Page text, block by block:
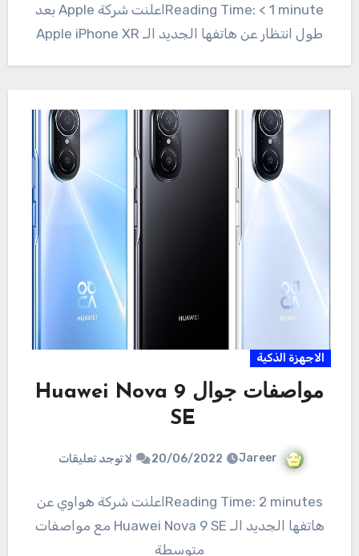
Reading Time: < 1 minuteاعلنت شركة Apple بعد
طول انتظار عن هاتفها الجديد الـ Apple iPhone XR
الاجهزة الذكية
مواصفات جوال Huawei Nova 9
SE
Jareer
20/06/2022 لا توجد تعليقات
Reading Time: 2 minutesاعلنت شركة هواوي عن
هاتفها الجديد الـ Huawei Nova 9 SE مع مواصفات
متوسطة